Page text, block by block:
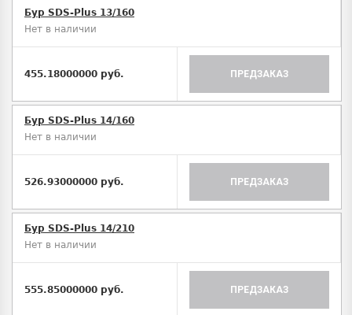
Бур SDS-Plus 13/160
Нет в наличии
455.18000000 руб. ПРЕДЗАКАЗ
Бур SDS-Plus 14/160
Нет в наличии
526.93000000 руб. ПРЕДЗАКАЗ
Бур SDS-Plus 14/210
Нет в наличии
555.85000000 руб. ПРЕДЗАКАЗ